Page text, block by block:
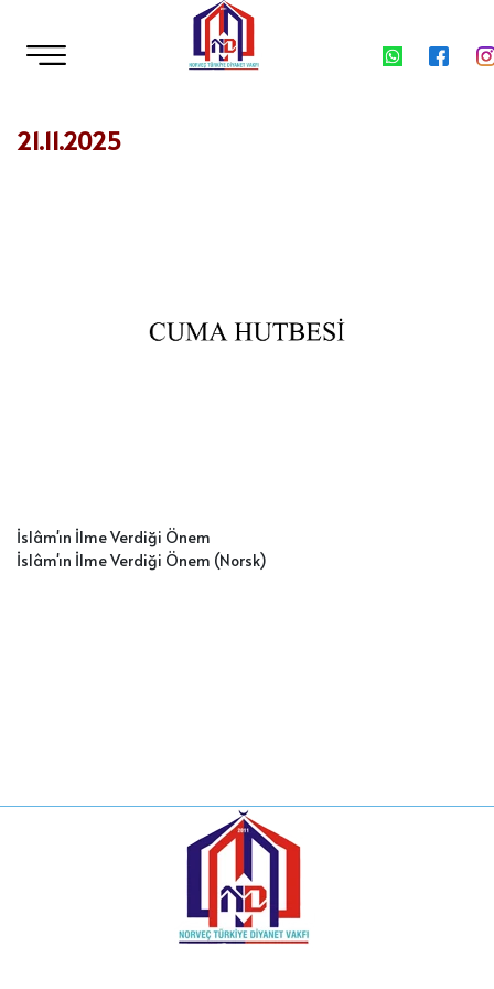
21.11.2025
İslâm'ın İlme Verdiği Önem
İslâm'ın İlme Verdiği Önem (Norsk)